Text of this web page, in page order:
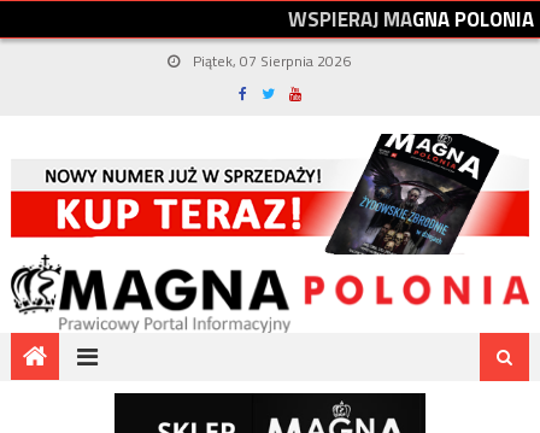
WSPIERAJMAGNAPOLONIA
Piątek, 07 Sierpnia 2026